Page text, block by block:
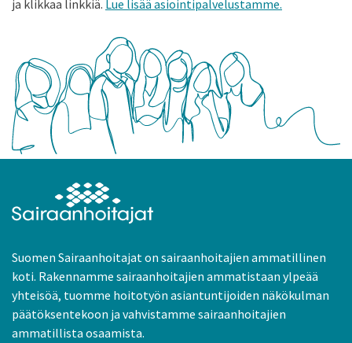
ja klikkaa linkkiä. Lue lisää asiointipalvelustamme.
Suomen Sairaanhoitajat on sairaanhoitajien ammatillinen
koti. Rakennamme sairaanhoitajien ammatistaan ylpeää
yhteisöä, tuomme hoitotyön asiantuntijoiden näkökulman
päätöksentekoon ja vahvistamme sairaanhoitajien
ammatillista osaamista.